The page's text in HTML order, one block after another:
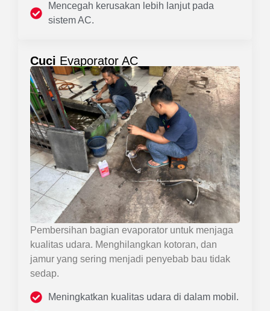
Mencegah kerusakan lebih lanjut pada
sistem AC.
Cuci Evaporator AC
Pembersihan bagian evaporator untuk menjaga
kualitas udara. Menghilangkan kotoran, dan
jamur yang sering menjadi penyebab bau tidak
sedap.
Meningkatkan kualitas udara di dalam mobil.